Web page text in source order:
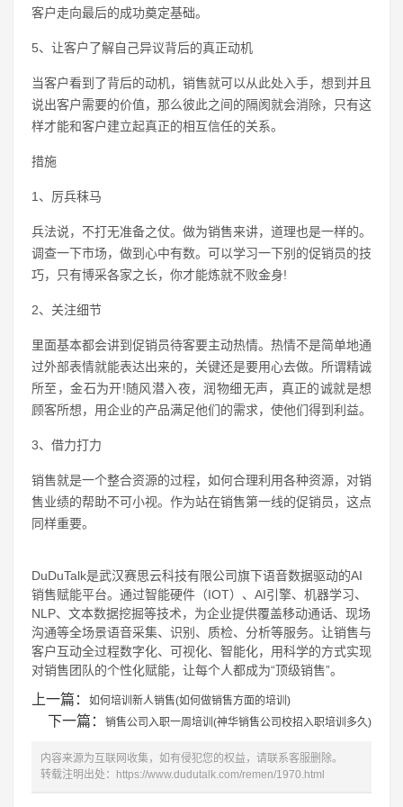
客户走向最后的成功奠定基础。
5、让客户了解自己异议背后的真正动机
当客户看到了背后的动机，销售就可以从此处入手，想到并且
说出客户需要的价值，那么彼此之间的隔阂就会消除，只有这
样才能和客户建立起真正的相互信任的关系。
措施
1、厉兵秣马
兵法说，不打无准备之仗。做为销售来讲，道理也是一样的。
调查一下市场，做到心中有数。可以学习一下别的促销员的技
巧，只有博采各家之长，你才能炼就不败金身!
2、关注细节
里面基本都会讲到促销员待客要主动热情。热情不是简单地通
过外部表情就能表达出来的，关键还是要用心去做。所谓精诚
所至，金石为开!随风潜入夜，润物细无声，真正的诚就是想
顾客所想，用企业的产品满足他们的需求，使他们得到利益。
3、借力打力
销售就是一个整合资源的过程，如何合理利用各种资源，对销
售业绩的帮助不可小视。作为站在销售第一线的促销员，这点
同样重要。
DuDuTalk是武汉赛思云科技有限公司旗下语音数据驱动的AI
销售赋能平台。通过智能硬件（IOT）、AI引擎、机器学习、
NLP、文本数据挖掘等技术，为企业提供覆盖移动通话、现场
沟通等全场景语音采集、识别、质检、分析等服务。让销售与
客户互动全过程数字化、可视化、智能化，用科学的方式实现
对销售团队的个性化赋能，让每个人都成为“顶级销售”。
上一篇： 如何培训新人销售(如何做销售方面的培训)
下一篇： 销售公司入职一周培训(神华销售公司校招入职培训多久)
内容来源为互联网收集，如有侵犯您的权益，请联系客服删除。
转载注明出处：
https://www.dudutalk.com/remen/1970.html